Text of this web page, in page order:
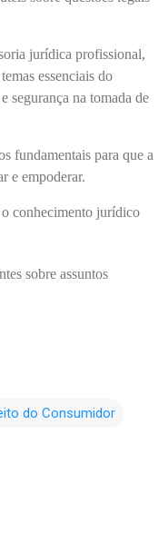
jurídica profissional,
essenciais do
segurança na tomada de
fundamentais para que a
e empoderar.
conhecimento jurídico
sobre assuntos
do Consumidor